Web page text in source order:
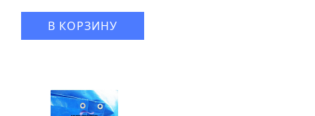
В КОРЗИНУ